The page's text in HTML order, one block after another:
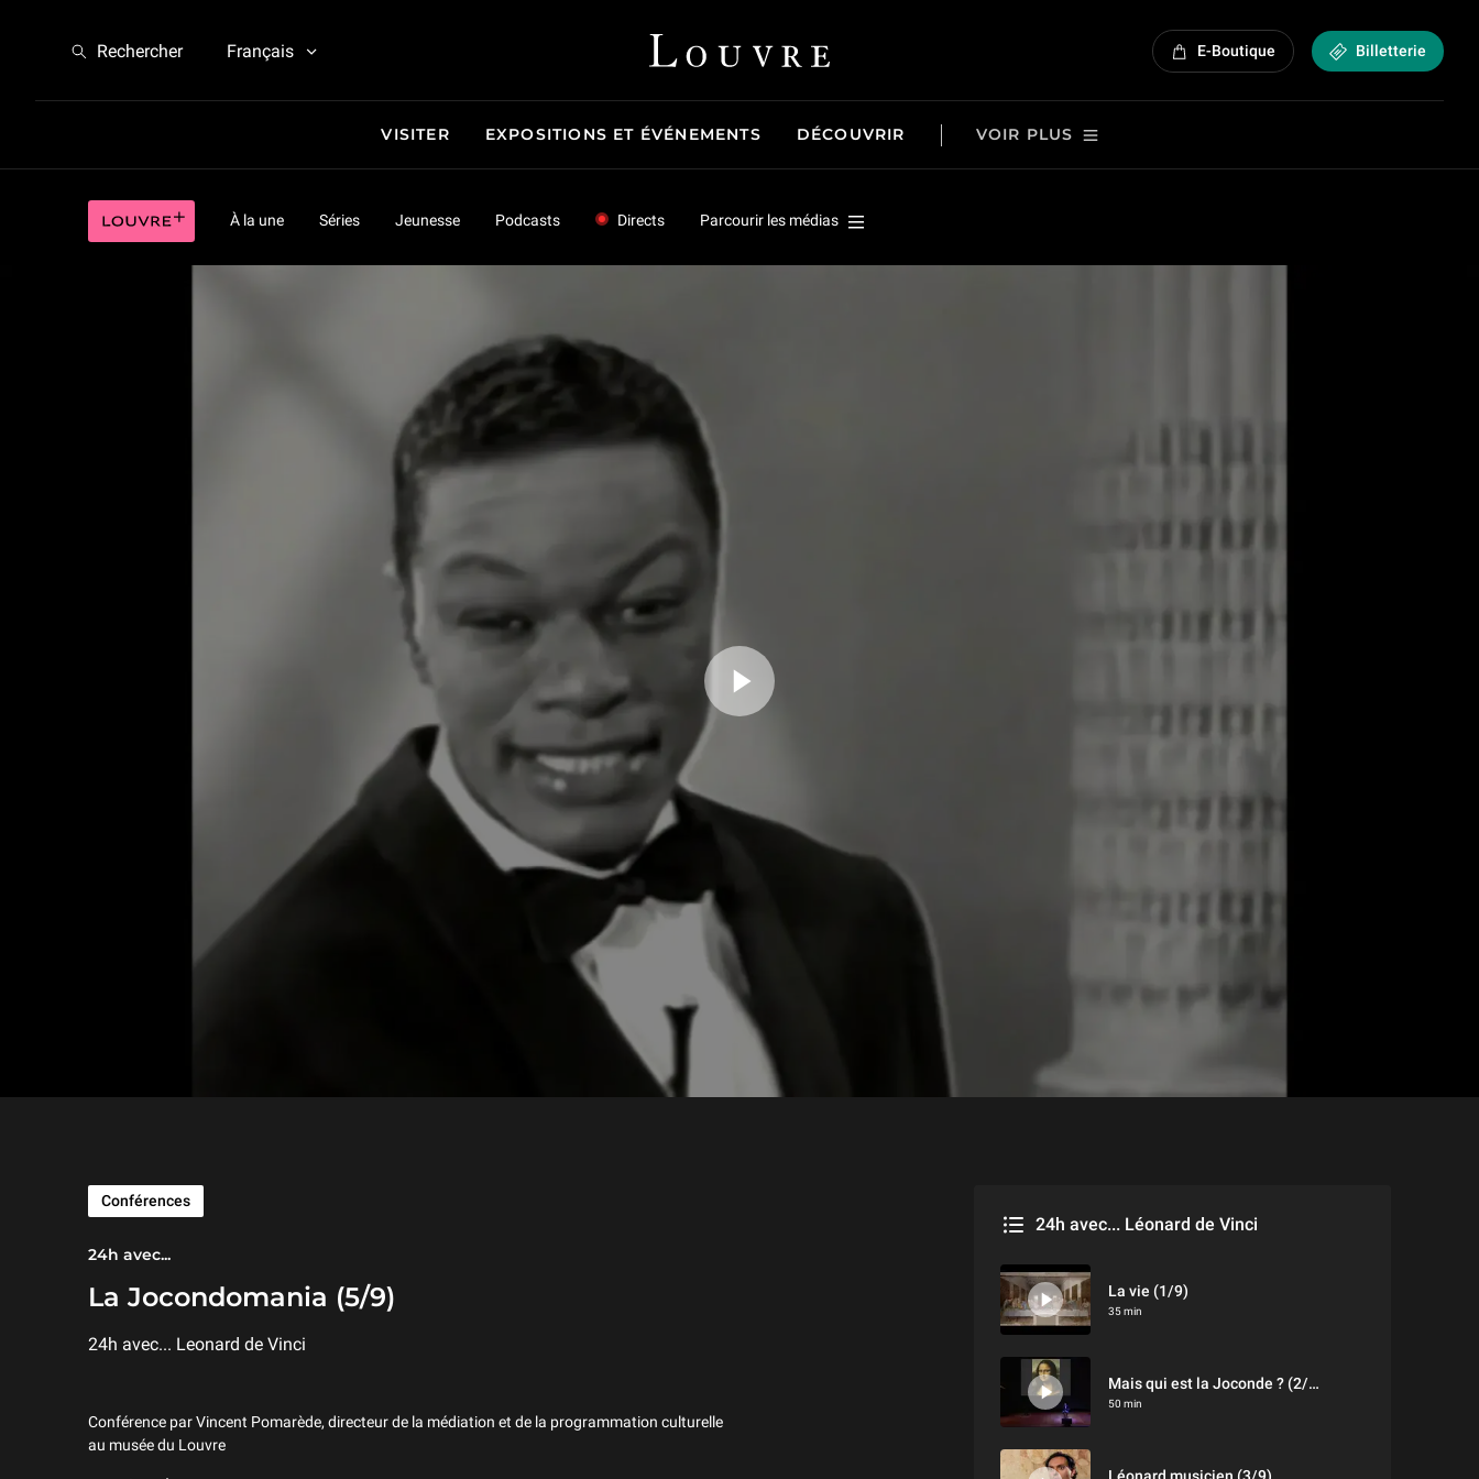
Rechercher Français Louvre - Retour à l'accueil E-Boutique Billetterie
VISITER EXPOSITIONS ET ÉVÉNEMENTS DÉCOUVRIR VOIR PLUS
À la une Séries Jeunesse Podcasts Directs Parcourir les médias
La Jocondomania (5/9)
Conférences
24h avec...
24h avec... Leonard de Vinci
Conférence par Vincent Pomarède, directeur de la médiation et de la programmation culturelle
au musée du Louvre
24h avec... Léonard de Vinci
24h avec... Léonard de Vinci
La vie (1/9)
35 min
Mais qui est la Joconde ? (2/9)
50 min
Léonard musicien (3/9)